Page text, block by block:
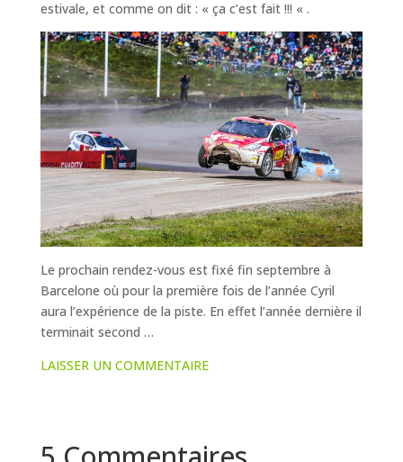
estivale, et comme on dit : « ça c’est fait !!! « .
Le prochain rendez-vous est fixé fin septembre à
Barcelone où pour la première fois de l’année Cyril
aura l’expérience de la piste. En effet l’année dernière il
terminait second …
LAISSER UN COMMENTAIRE